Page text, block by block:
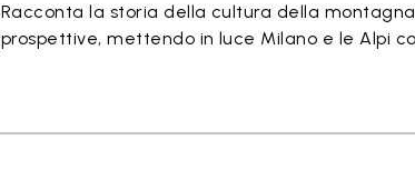
Racconta la storia della cultura della
prospettive, mettendo in luce Milano e le Alpi